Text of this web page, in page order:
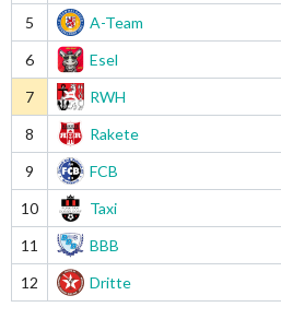
5
A-Team
6
Esel
7
RWH
8
Rakete
9
FCB
10
Taxi
11
BBB
12
Dritte